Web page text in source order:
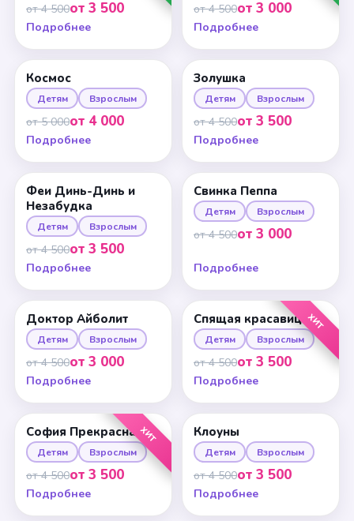
от 4 500от 3 500
Подробнее
от 4 500от 3 000
Подробнее
Космос
Детям Взрослым
от 5 000от 4 000
Подробнее
Золушка
Детям Взрослым
от 4 500от 3 500
Подробнее
Феи Динь-Динь и
Незабудка
Детям Взрослым
от 4 500от 3 500
Подробнее
Свинка Пеппа
Детям Взрослым
от 4 500от 3 000
Подробнее
Доктор Айболит
Детям Взрослым
от 4 500от 3 000
Подробнее
ХИТ
Спящая красавица
Детям Взрослым
от 4 500от 3 500
Подробнее
ХИТ
София Прекрасная
Детям Взрослым
от 4 500от 3 500
Подробнее
Клоуны
Детям Взрослым
от 4 500от 3 500
Подробнее